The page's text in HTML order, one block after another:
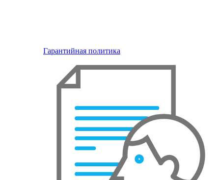
Гарантийная политика